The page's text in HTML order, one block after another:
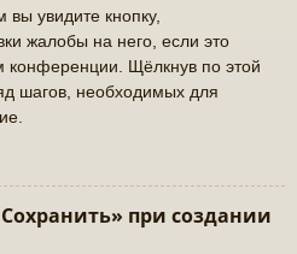
увидите кнопку,
жалобы на него, если это
конференции. Щёлкнув по этой
шагов, необходимых для
при создании